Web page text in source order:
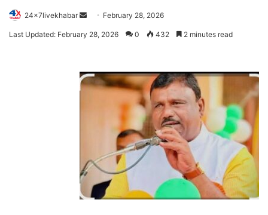
24x7livekhabar
Send February 28, 2026
Last Updated: February 28, 2026 0 432 2 minutes read